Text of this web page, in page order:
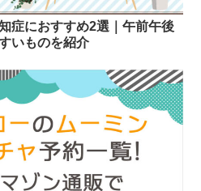
症におすすめ2選｜午前午後
いものを紹介